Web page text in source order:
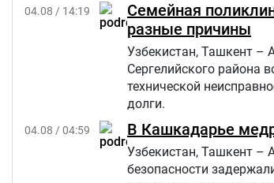
04.08 / 14:19
Семейная
разные причины
Узбекистан, Ташкент –
Сергелийского района
технической
долги.
04.08 / 04:59 В Кашкадарье
Узбекистан, Ташкент –
безопасности